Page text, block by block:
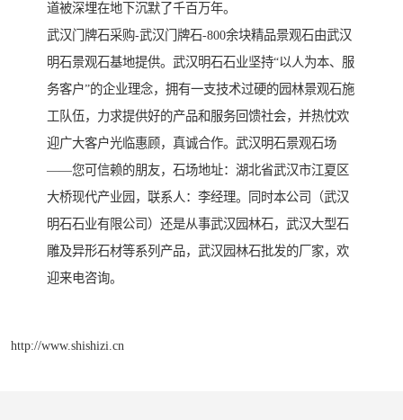
道被深埋在地下沉默了千百万年。
武汉门牌石采购-武汉门牌石-800余块精品景观石由武汉
明石景观石基地提供。武汉明石石业坚持“以人为本、服
务客户”的企业理念，拥有一支技术过硬的园林景观石施
工队伍，力求提供好的产品和服务回馈社会，并热忱欢
迎广大客户光临惠顾，真诚合作。武汉明石景观石场
——您可信赖的朋友，石场地址：湖北省武汉市江夏区
大桥现代产业园，联系人：李经理。同时本公司（武汉
明石石业有限公司）还是从事武汉园林石，武汉大型石
雕及异形石材等系列产品，武汉园林石批发的厂家，欢
迎来电咨询。
http://www.shishizi.cn